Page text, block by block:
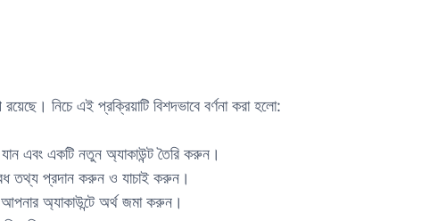
নিচে এই প্রক্রিয়াটি বিশদভাবে বর্ণনা করা হলো:
এবং একটি নতুন অ্যাকাউন্ট তৈরি করুন।
তথ্য প্রদান করুন ও যাচাই করুন।
অ্যাকাউন্টে অর্থ জমা করুন।